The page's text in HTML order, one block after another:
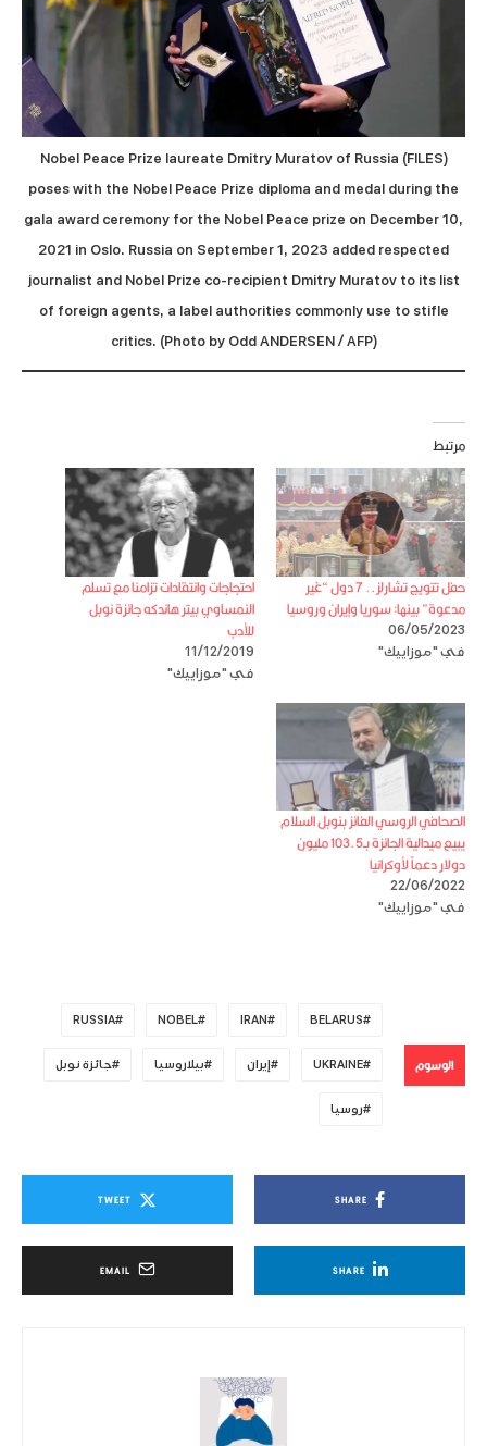
(FILES) Nobel Peace Prize laureate Dmitry Muratov of Russia
poses with the Nobel Peace Prize diploma and medal during the
gala award ceremony for the Nobel Peace prize on December 10,
2021 in Oslo. Russia on September 1, 2023 added respected
journalist and Nobel Prize co-recipient Dmitry Muratov to its list
of foreign agents, a label authorities commonly use to stifle
critics. (Photo by Odd ANDERSEN / AFP)
مرتبط
حفل تتويج تشارلز.. 7 دول “غير
مدعوة” بينها: سوريا وإيران وروسيا
06/05/2023
في "موزاييك"
احتجاجات وانتقادات تزامنا مع تسلم
النمساوي بيتر هاندكه جائزة نوبل
للأدب
11/12/2019
في "موزاييك"
الصحافي الروسي الفائز بنوبل السلام
يبيع ميدالية الجائزة بـ103.5 مليون
دولار دعماً لأوكرانيا
22/06/2022
في "موزاييك"
الوسوم
BELARUS
IRAN
NOBEL
RUSSIA
UKRAINE إيران بيلاروسيا جائزة نوبل
روسيا
SHARE
TWEET
SHARE
EMAIL